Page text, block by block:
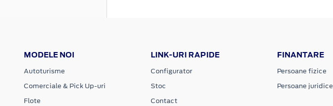
MODELE NOI
Autoturisme
Comerciale & Pick Up-uri
Flote
LINK-URI RAPIDE
Configurator
Stoc
Contact
FINANTARE
Persoane fizice
Persoane juridice